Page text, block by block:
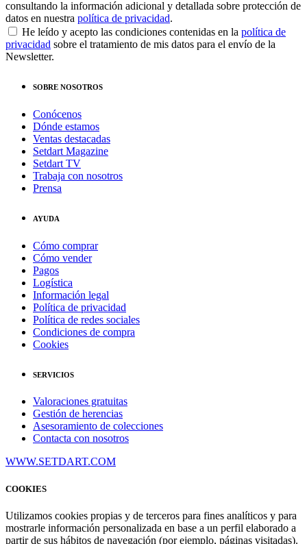
consultando la información adicional y detallada sobre protección de
datos en nuestra política de privacidad.
He leído y acepto las condiciones contenidas en la política de
privacidad sobre el tratamiento de mis datos para el envío de la
Newsletter.
SOBRE NOSOTROS
Conócenos
Dónde estamos
Ventas destacadas
Setdart Magazine
Setdart TV
Trabaja con nosotros
Prensa
AYUDA
Cómo comprar
Cómo vender
Pagos
Logística
Información legal
Política de privacidad
Política de redes sociales
Condiciones de compra
Cookies
SERVICIOS
Valoraciones gratuitas
Gestión de herencias
Asesoramiento de colecciones
Contacta con nosotros
WWW.SETDART.COM
COOKIES
Utilizamos cookies propias y de terceros para fines analíticos y para
mostrarle información personalizada en base a un perfil elaborado a
partir de sus hábitos de navegación (por ejemplo, páginas visitadas).